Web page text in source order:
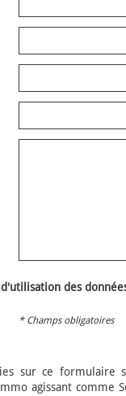
des
* Champs obligatoires
sur ce formulaire
agissant comme